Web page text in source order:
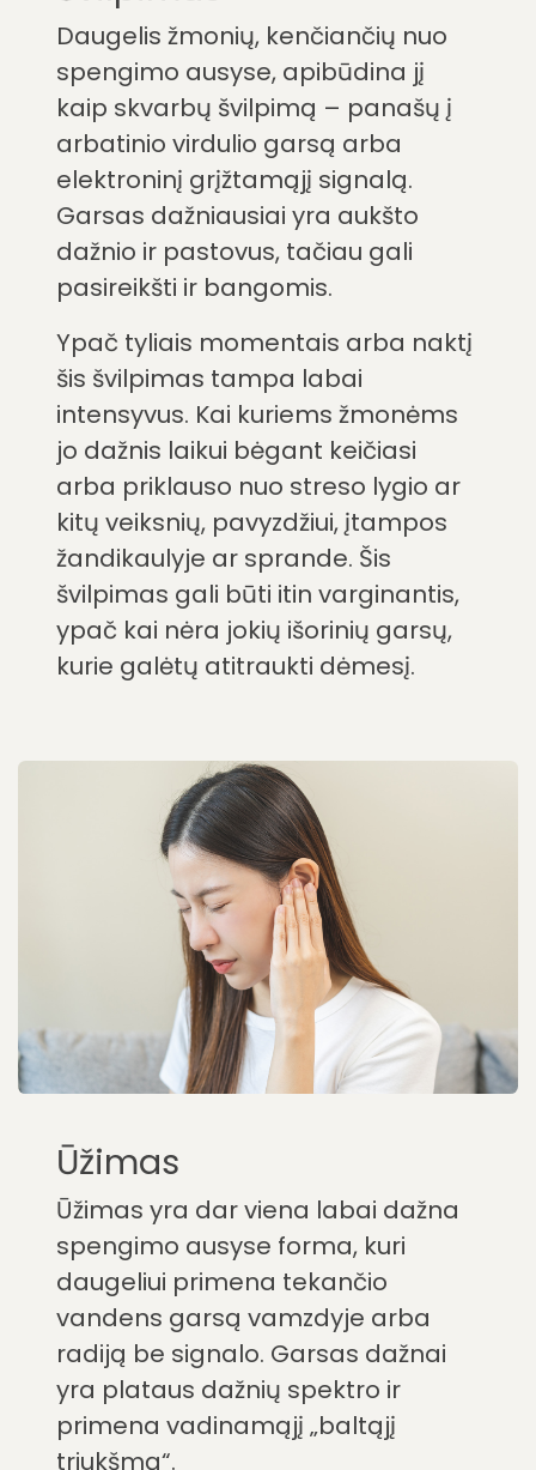
Daugelis žmonių, kenčiančių nuo
spengimo ausyse, apibūdina jį
kaip skvarbų švilpimą – panašų į
arbatinio virdulio garsą arba
elektroninį grįžtamąjį signalą.
Garsas dažniausiai yra aukšto
dažnio ir pastovus, tačiau gali
pasireikšti ir bangomis.
Ypač tyliais momentais arba naktį
šis švilpimas tampa labai
intensyvus. Kai kuriems žmonėms
jo dažnis laikui bėgant keičiasi
arba priklauso nuo streso lygio ar
kitų veiksnių, pavyzdžiui, įtampos
žandikaulyje ar sprande. Šis
švilpimas gali būti itin varginantis,
ypač kai nėra jokių išorinių garsų,
kurie galėtų atitraukti dėmesį.
Ūžimas
Ūžimas yra dar viena labai dažna
spengimo ausyse forma, kuri
daugeliui primena tekančio
vandens garsą vamzdyje arba
radiją be signalo. Garsas dažnai
yra plataus dažnių spektro ir
primena vadinamąjį „baltąjį
triukšmą“.